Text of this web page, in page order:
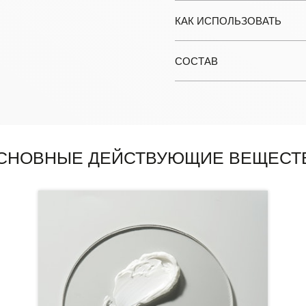
КАК ИСПОЛЬЗОВАТЬ
СОСТАВ
ДЕЙСТВУЮЩИЕ